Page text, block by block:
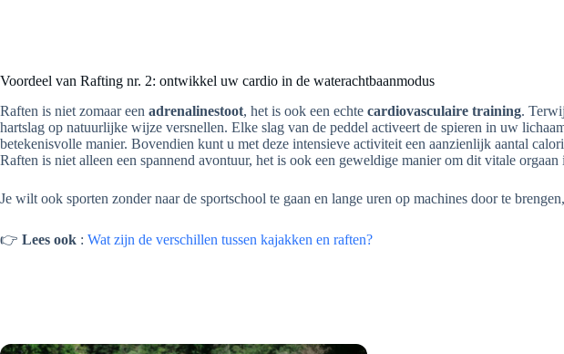
Voordeel van Rafting nr. 2: ontwikkel uw cardio in de waterachtbaanmodus
Raften is niet zomaar een adrenalinestoot, het is ook een echte cardiovasculaire training.
hartslag op natuurlijke wijze versnellen. Elke slag van de peddel activeert de spieren in uw
betekenisvolle manier. Bovendien kunt u met deze intensieve activiteit een aanzienlijk aantal
Raften is niet alleen een spannend avontuur, het is ook een geweldige manier om dit vitale
Je wilt ook sporten zonder naar de sportschool te gaan en lange uren op machines door te brengen,
👉 Lees ook : Wat zijn de verschillen tussen kajakken en raften?